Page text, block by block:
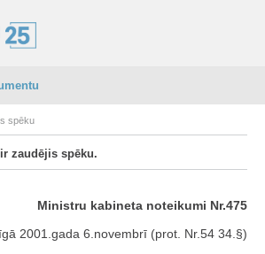
spēku
zaudējis spēku.
Ministru kabineta noteikumi Nr.475
2001.gada 6.novembrī (prot. Nr.54 34.§)